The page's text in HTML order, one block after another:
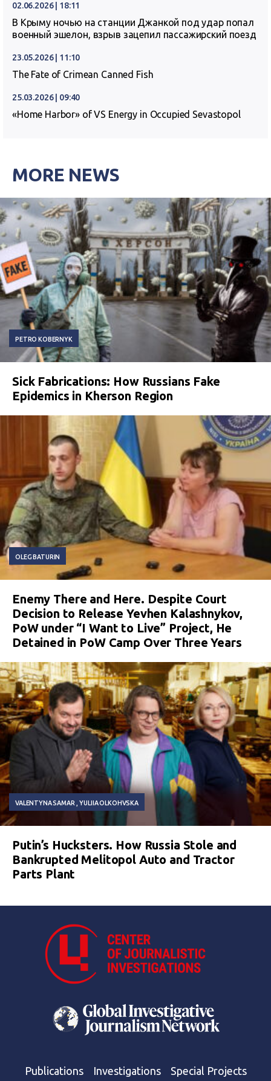
02.06.2026 | 18:11
В Крыму ночью на станции Джанкой под удар попал
военный эшелон, взрыв зацепил пассажирский поезд
23.05.2026 | 11:10
The Fate of Crimean Canned Fish
25.03.2026 | 09:40
«Home Harbor» of VS Energy in Occupied Sevastopol
MORE NEWS
PETRO KOBERNYK
Sick Fabrications: How Russians Fake
Epidemics in Kherson Region
OLEG BATURIN
Enemy There and Here. Despite Court
Decision to Release Yevhen Kalashnykov,
PoW under “I Want to Live” Project, He
Detained in PoW Camp Over Three Years
VALENTYNA SAMAR YULIIA OLKOHVSKA
Putin’s Hucksters. How Russia Stole and
Bankrupted Melitopol Auto and Tractor
Parts Plant
Publications Investigations Special Projects